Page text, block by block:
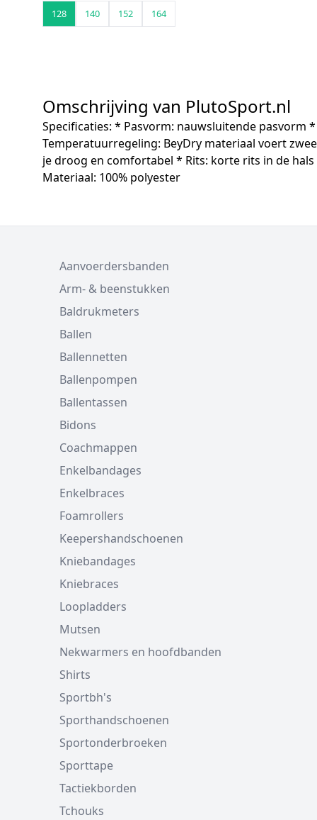
128
140 152 164
Omschrijving van PlutoSport.nl
Specificaties: * Pasvorm: nauwsluitende pasvorm *
Temperatuurregeling: BeyDry materiaal voert
je droog en comfortabel * Rits: korte rits in de
Materiaal: 100% polyester
Aanvoerdersbanden
Arm- & beenstukken
Baldrukmeters
Ballen
Ballennetten
Ballenpompen
Ballentassen
Bidons
Coachmappen
Enkelbandages
Enkelbraces
Foamrollers
Keepershandschoenen
Kniebandages
Kniebraces
Loopladders
Mutsen
Nekwarmers en hoofdbanden
Shirts
Sportbh's
Sporthandschoenen
Sportonderbroeken
Sporttape
Tactiekborden
Tchouks